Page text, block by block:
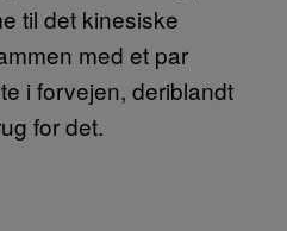
til det kinesiske
med et par
i forvejen, deriblandt
for det.